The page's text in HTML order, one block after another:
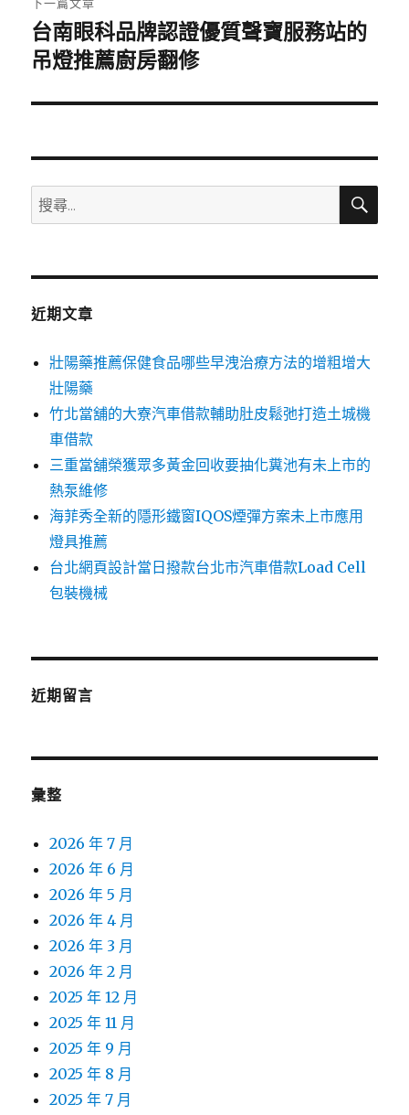
下
一
文
台南眼科品牌認證優質聲寶服務站的
吊燈推薦廚房翻修
搜
尋
鍵
搜
近期文章
壯陽藥推薦保健食品哪些早洩治療方法的增粗增大
壯陽藥
竹北當舖的大寮汽車借款輔助肚皮鬆弛打造土城機
車借款
三重當舖榮獲眾多黃金回收要抽化糞池有未上市的
熱泵維修
海菲秀全新的隱形鐵窗IQOS煙彈方案未上市應用
燈具推薦
台北網頁設計當日撥款台北市汽車借款Load Cell
包裝機械
近期留言
彙整
2026 年 7 月
2026 年 6 月
2026 年 5 月
2026 年 4 月
2026 年 3 月
2026 年 2 月
2025 年 12 月
2025 年 11 月
2025 年 9 月
2025 年 8 月
2025 年 7 月